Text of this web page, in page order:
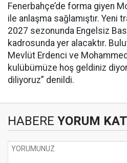
Fenerbahçe’de forma giyen
ile anlaşma sağlamıştır. Yeni
2027 sezonunda Engelsiz
kadrosunda yer alacaktır.
Mevlüt Erdenci ve
kulübümüze hoş geldiniz
diliyoruz” denildi.
HABERE YORUM KAT